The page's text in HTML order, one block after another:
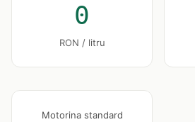
0
RON / litru
Motorina standard